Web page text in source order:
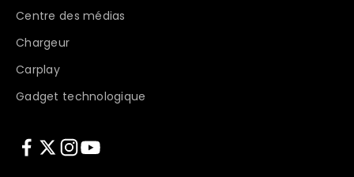
Centre des médias
Chargeur
Carplay
Gadget technologique